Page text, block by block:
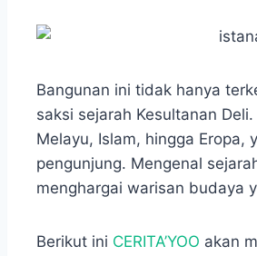
Bangunan ini tidak hanya
saksi sejarah Kesultanan
Melayu, Islam, hingga Eropa,
pengunjung. Mengenal
menghargai warisan budaya
Berikut ini CERITA’YOO akan